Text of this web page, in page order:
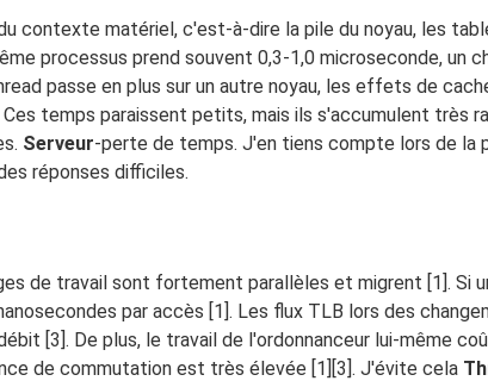
contexte matériel, c'est-à-dire la pile du noyau, les
processus prend souvent 0,3-1,0 microseconde, un
passe en plus sur un autre noyau, les effets de
temps paraissent petits, mais ils s'accumulent très
Serveur-perte de temps. J'en tiens compte lors de la
réponses difficiles.
de travail sont fortement parallèles et migrent [1]. Si
par accès [1]. Les flux TLB lors des
[3]. De plus, le travail de l'ordonnanceur lui-même
de commutation est très élevée [1][3]. J'évite cela